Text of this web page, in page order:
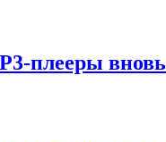
плееры